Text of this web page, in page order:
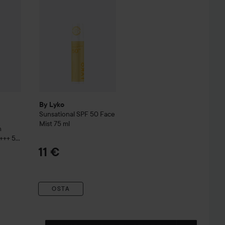
50
By Lyko
Sunsational SPF 50 Face
Mist 75 ml
11 €
OSTA